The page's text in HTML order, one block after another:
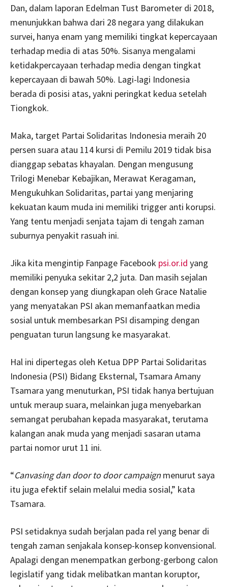
Dan, dalam laporan Edelman Tust Barometer di 2018,
menunjukkan bahwa dari 28 negara yang dilakukan
survei, hanya enam yang memiliki tingkat kepercayaan
terhadap media di atas 50%. Sisanya mengalami
ketidakpercayaan terhadap media dengan tingkat
kepercayaan di bawah 50%. Lagi-lagi Indonesia
berada di posisi atas, yakni peringkat kedua setelah
Tiongkok.
Maka, target Partai Solidaritas Indonesia meraih 20
persen suara atau 114 kursi di Pemilu 2019 tidak bisa
dianggap sebatas khayalan. Dengan mengusung
Trilogi Menebar Kebajikan, Merawat Keragaman,
Mengukuhkan Solidaritas, partai yang menjaring
kekuatan kaum muda ini memiliki trigger anti korupsi.
Yang tentu menjadi senjata tajam di tengah zaman
suburnya penyakit rasuah ini.
Jika kita mengintip Fanpage Facebook psi.or.id yang
memiliki penyuka sekitar 2,2 juta. Dan masih sejalan
dengan konsep yang diungkapan oleh Grace Natalie
yang menyatakan PSI akan memanfaatkan media
sosial untuk membesarkan PSI disamping dengan
penguatan turun langsung ke masyarakat.
Hal ini dipertegas oleh Ketua DPP Partai Solidaritas
Indonesia (PSI) Bidang Eksternal, Tsamara Amany
Tsamara yang menuturkan, PSI tidak hanya bertujuan
untuk meraup suara, melainkan juga menyebarkan
semangat perubahan kepada masyarakat, terutama
kalangan anak muda yang menjadi sasaran utama
partai nomor urut 11 ini.
“Canvasing dan door to door campaign menurut saya
itu juga efektif selain melalui media sosial,” kata
Tsamara.
PSI setidaknya sudah berjalan pada rel yang benar di
tengah zaman senjakala konsep-konsep konvensional.
Apalagi dengan menempatkan gerbong-gerbong calon
legislatif yang tidak melibatkan mantan koruptor,